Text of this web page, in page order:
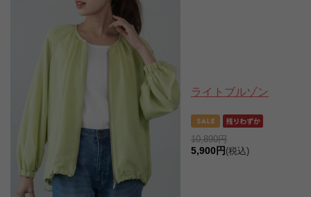
ライトブルゾン
10,890円
5,900円 (税込)